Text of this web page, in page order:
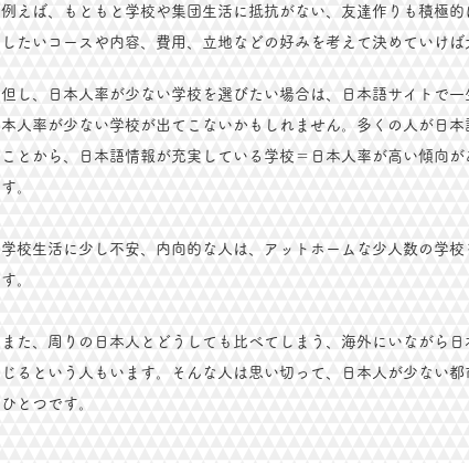
例えば、もともと学校や集団生活に抵抗がない、友達作りも積極
したいコースや内容、費用、立地などの好みを考えて決めていけば
但し、日本人率が少ない学校を選びたい場合は、日本語サイトで一
本人率が少ない学校が出てこないかもしれません。多くの人が日
ことから、日本語情報が充実している学校＝日本人率が高い傾向が
す。
学校生活に少し不安、内向的な人は、アットホームな少人数の学
す。
また、周りの日本人とどうしても比べてしまう、海外にいながら
じるという人もいます。そんな人は思い切って、日本人が少ない
ひとつです。